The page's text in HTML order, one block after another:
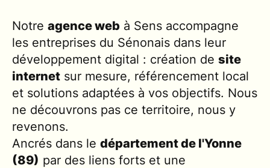
Notre agence web à Sens accompagne
les entreprises du Sénonais dans leur
développement digital : création de site
internet sur mesure, référencement local
et solutions adaptées à vos objectifs. Nous
ne découvrons pas ce territoire, nous y
revenons.
Ancrés dans le département de l'Yonne
(89) par des liens forts et une